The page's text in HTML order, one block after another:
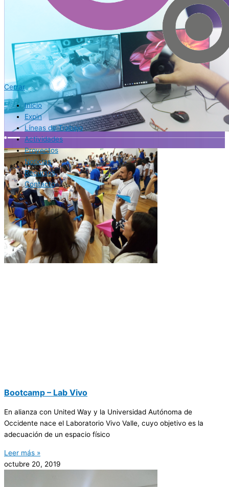
Cerrar
Inicio
Expin
Líneas de Trabajo
Actividades
Proyectos
Noticias
Recursos
Contacto
Bootcamp – Lab Vivo
En alianza con United Way y la Universidad Autónoma de
Occidente nace el Laboratorio Vivo Valle, cuyo objetivo es la
adecuación de un espacio físico
Leer más »
octubre 20, 2019